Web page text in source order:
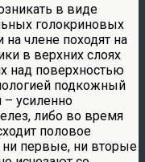
в виде
голокриновых
члене походят на
в верхних слоях
над поверхностью
подкожный
усиленно
либо во время
половое
ни первые, ни вторые